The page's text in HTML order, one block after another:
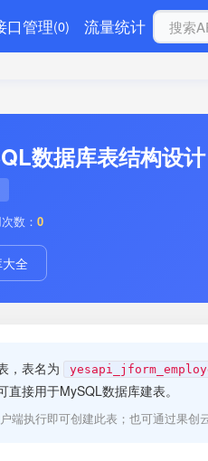
口管理(0) 流量统计
数据库表结构设计
数： 0
全
，表名为
接用于MySQL数据库建表。
端执行即可创建此表；也可通过果创